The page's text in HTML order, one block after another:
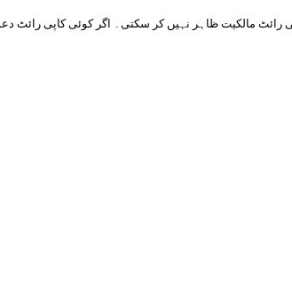
رائٹ مالکیت ظاہر نہیں کر سکتی۔ اگر کوئی کاپی